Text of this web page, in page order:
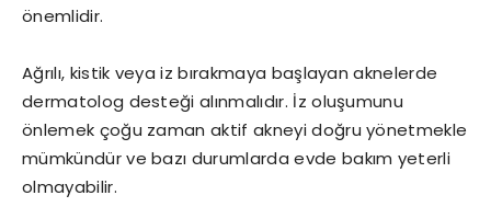
önemlidir.
Ağrılı, kistik veya iz bırakmaya başlayan aknelerde
dermatolog desteği alınmalıdır. İz oluşumunu
önlemek çoğu zaman aktif akneyi doğru yönetmekle
mümkündür ve bazı durumlarda evde bakım yeterli
olmayabilir.